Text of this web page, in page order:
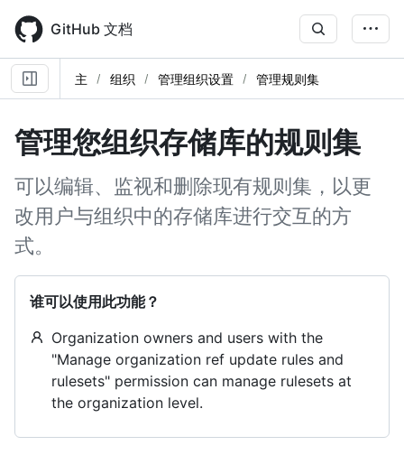
main
content
GitHub 文档
主 组织 管理组织设置 管理规则集
管理您组织存储库的规则集
可以编辑、监视和删除现有规则集，以更
改用户与组织中的存储库进行交互的方
式。
谁可以使用此功能？
Organization owners and users with the
"Manage organization ref update rules and
rulesets" permission can manage rulesets at
the organization level.